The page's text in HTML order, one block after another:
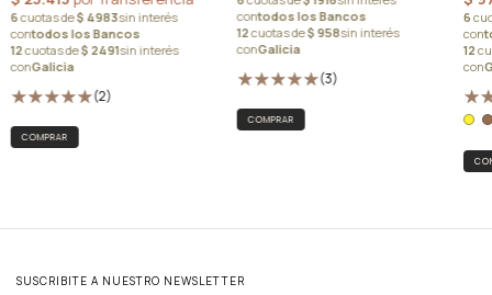
(2)
(3)
SUSCRIBITE A NUESTRO NEWSLETTER